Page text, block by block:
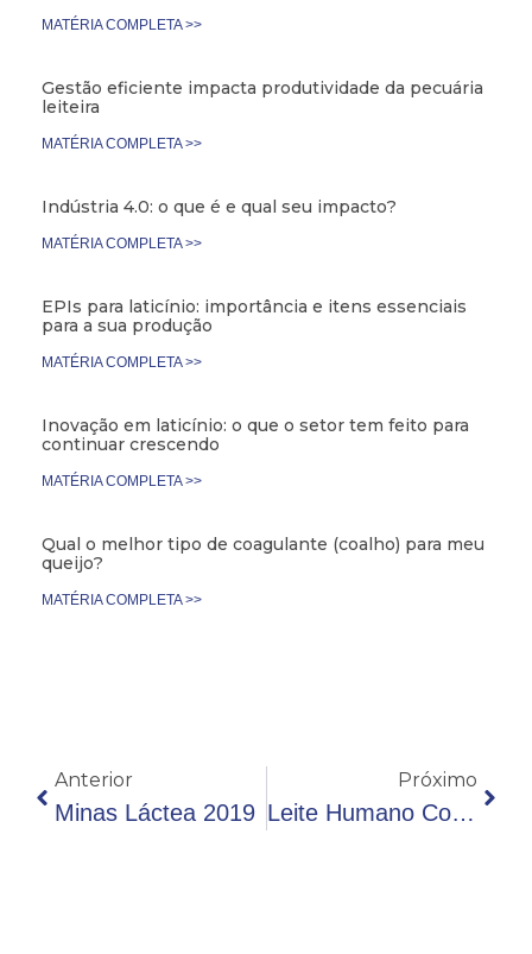
MATÉRIA COMPLETA >>
Gestão eficiente impacta produtividade da pecuária
leiteira
MATÉRIA COMPLETA >>
Indústria 4.0: o que é e qual seu impacto?
MATÉRIA COMPLETA >>
EPIs para laticínio: importância e itens essenciais
para a sua produção
MATÉRIA COMPLETA >>
Inovação em laticínio: o que o setor tem feito para
continuar crescendo
MATÉRIA COMPLETA >>
Qual o melhor tipo de coagulante (coalho) para meu
queijo?
MATÉRIA COMPLETA >>
Anterior
Minas Láctea 2019
Próximo
Leite Humano Como Salvaguarda Da Vida